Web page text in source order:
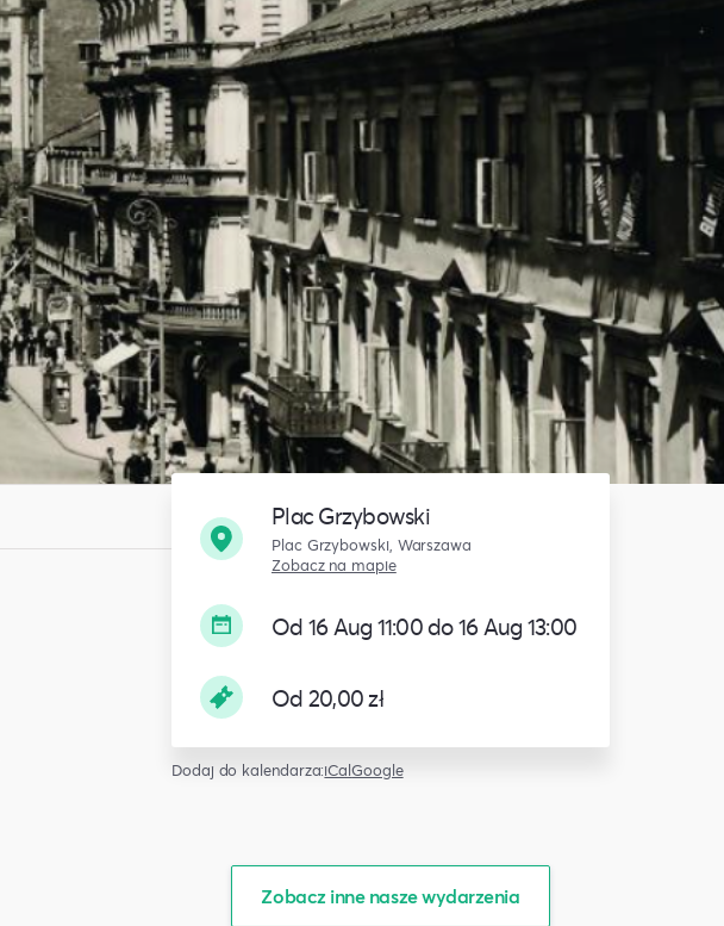
Plac Grzybowski
Plac Grzybowski, Warszawa
Zobacz na mapie
Od 16 Aug 11:00 do 16 Aug 13:00
Od 20,00 zł
Dodaj do kalendarza:iCalGoogle
Zobacz inne nasze wydarzenia